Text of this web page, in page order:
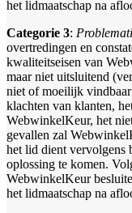
het lidmaatschap na
Categorie 3:
overtredingen en
kwaliteitseisen van
maar niet uitsluitend
niet of moeilijk vindbaar
klachten van klanten,
WebwinkelKeur, het
gevallen zal
het lid dient vervolgens
oplossing te komen.
WebwinkelKeur
het lidmaatschap na